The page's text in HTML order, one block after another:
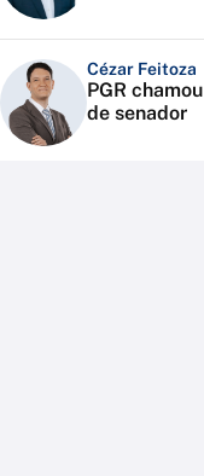
Cézar Feitoza
PGR
de senador